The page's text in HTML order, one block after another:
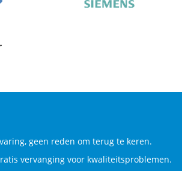
geen reden om terug te keren.
vervanging voor kwaliteitsproblemen.